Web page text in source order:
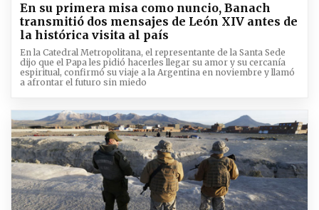
En su primera misa como nuncio, Banach
transmitió dos mensajes de León XIV antes de
la histórica visita al país
En la Catedral Metropolitana, el representante de la Santa Sede
dijo que el Papa les pidió hacerles llegar su amor y su cercanía
espiritual, confirmó su viaje a la Argentina en noviembre y llamó
a afrontar el futuro sin miedo